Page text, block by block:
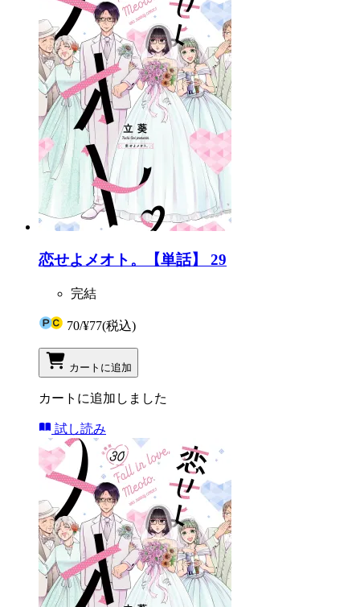
恋せよメオト。【単話】 29
完結
70/¥77(税込)
カートに追加
カートに追加しました
試し読み